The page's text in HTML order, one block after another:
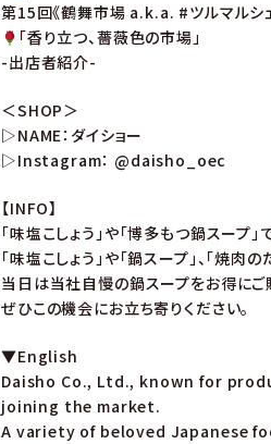
第15回《鶴舞市場 a.k.a. #ツルマルシ
「香り立つ、薔薇色の市場」
-出店者紹介-
＜SHOP＞
▷NAME：ダイショー
▷Instagram： @daisho_oec
【INFO】
「味塩こしょう」や「博多もつ鍋スープ
「味塩こしょう」や「鍋スープ」、「焼
当日は当社自慢の鍋スープをお得に
ぜひこの機会にお立ち寄りください。
▼English
Daisho Co., Ltd., known for
joining the market.
A variety of beloved Japanese